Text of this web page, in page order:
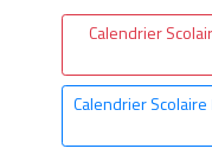
Calendrier
Calendrier Scolaire